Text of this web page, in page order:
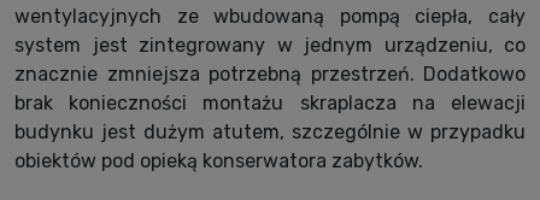
wentylacyjnych ze wbudowaną pompą ciepła, cały
system jest zintegrowany w jednym urządzeniu, co
znacznie zmniejsza potrzebną przestrzeń. Dodatkowo
brak konieczności montażu skraplacza na elewacji
budynku jest dużym atutem, szczególnie w przypadku
obiektów pod opieką konserwatora zabytków.